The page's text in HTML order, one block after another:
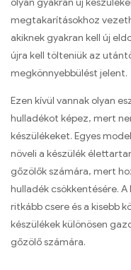
megtakarításokhoz
akiknek gyakran kell új
újra kell tölteniük az
megkönnyebbülést jelent.
Ezen kívül vannak olyan
hulladékot képez, mert
készülékeket. Egyes
növeli a készülék
gőzölők számára, mert
hulladék csökkentésére.
ritkább csere és a kisebb
készülékek különösen
gőzölő számára.